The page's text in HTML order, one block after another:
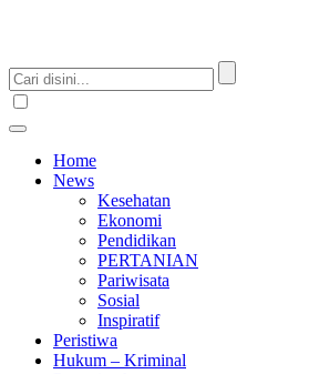
Home
News
Kesehatan
Ekonomi
Pendidikan
PERTANIAN
Pariwisata
Sosial
Inspiratif
Peristiwa
Hukum – Kriminal